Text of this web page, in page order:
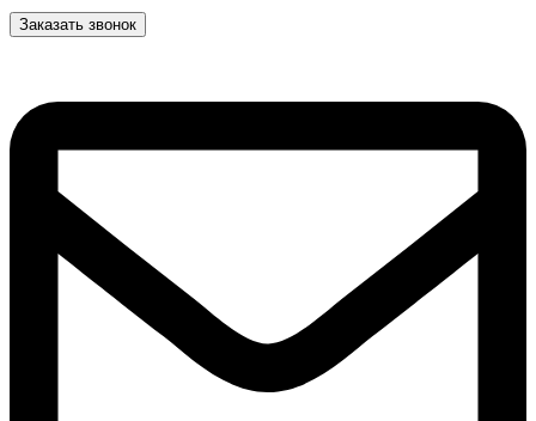
Заказать звонок